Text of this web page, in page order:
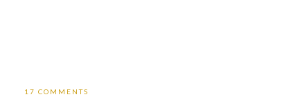
17 COMMENTS